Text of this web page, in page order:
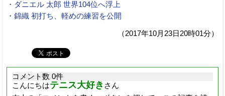
・ダニエル 太郎 世界104位へ浮上
・錦織 初打ち、軽めの練習を公開
（2017年10月23日20時01分）
コメント数 0件
こんにちはテニス大好き さん